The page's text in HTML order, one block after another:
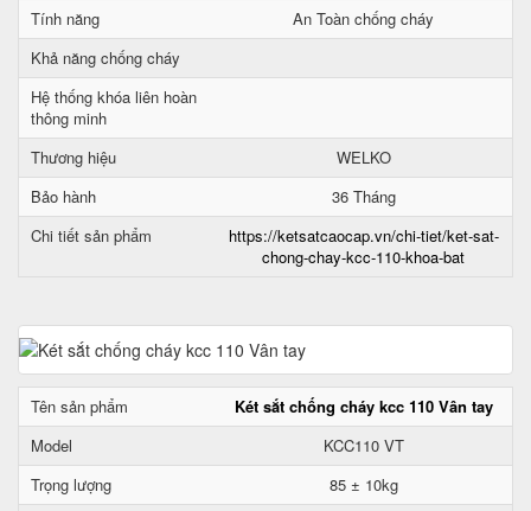
Tính năng
An Toàn chống cháy
Khả năng chống cháy
Hệ thống khóa liên hoàn
thông minh
Thương hiệu
WELKO
Bảo hành
36 Tháng
Chi tiết sản phẩm
https://ketsatcaocap.vn/chi-tiet/ket-sat-
chong-chay-kcc-110-khoa-bat
Tên sản phẩm
Két sắt chống cháy kcc 110 Vân tay
Model
KCC110 VT
Trọng lượng
85 ± 10kg